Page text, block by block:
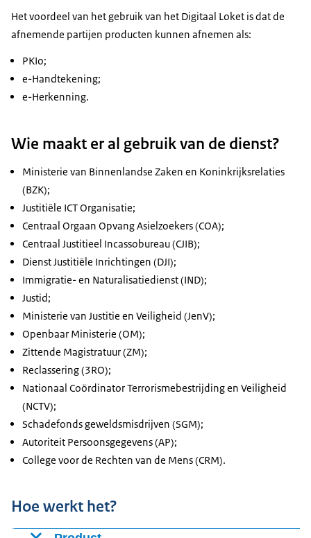
Het voordeel van het gebruik van het Digitaal Loket is dat de
afnemende partijen producten kunnen afnemen als:
PKIo;
e-Handtekening;
e-Herkenning.
Wie maakt er al gebruik van de dienst?
Ministerie van Binnenlandse Zaken en Koninkrijksrelaties
(BZK);
Justitiële ICT Organisatie;
Centraal Orgaan Opvang Asielzoekers (COA);
Centraal Justitieel Incassobureau (CJIB);
Dienst Justitiële Inrichtingen (DJI);
Immigratie- en Naturalisatiedienst (IND);
Justid;
Ministerie van Justitie en Veiligheid (JenV);
Openbaar Ministerie (OM);
Zittende Magistratuur (ZM);
Reclassering (3RO);
Nationaal Coördinator Terrorismebestrijding en Veiligheid
(NCTV);
Schadefonds geweldsmisdrijven (SGM);
Autoriteit Persoonsgegevens (AP);
College voor de Rechten van de Mens (CRM).
Hoe werkt het?